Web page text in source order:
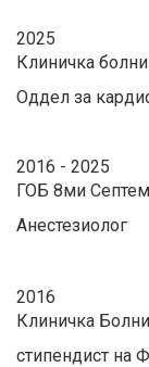
2025
Клиничка
Оддел за
2016 - 2025
ГОБ 8ми
Анестезиолог
2016
Клиничка
стипендист на